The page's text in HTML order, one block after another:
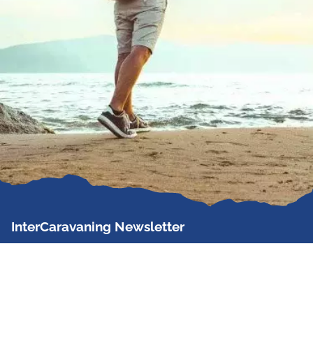
InterCaravaning Newsletter